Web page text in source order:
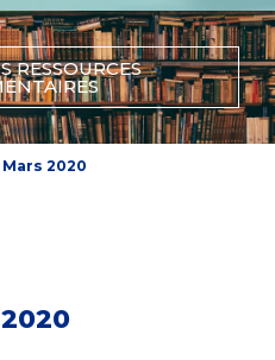
RESSOURCES
Mars 2020